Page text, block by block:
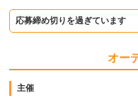
応募締め切りを過ぎています
オー
主催